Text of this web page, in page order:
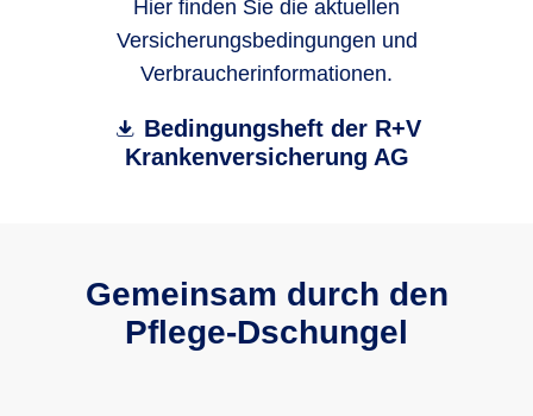
Hier finden Sie die aktuellen
Versicherungsbedingungen und
Verbraucherinformationen.
Bedingungsheft der R+V
Krankenversicherung AG
Gemeinsam durch den
Pflege-Dschungel